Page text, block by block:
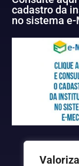
cadastro da
no sistema e-